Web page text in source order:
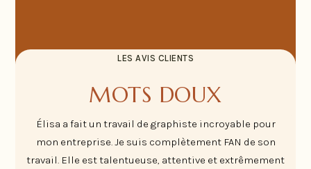
LES AVIS CLIENTS
MOTS DOUX
Élisa a fait un travail de graphiste incroyable pour
mon entreprise. Je suis complètement FAN de son
travail. Elle est talentueuse, attentive et extrêmement